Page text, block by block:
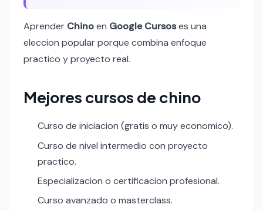
Aprender Chinoen Google Cursoses una
eleccion popular porque combina enfoque
practico y proyecto real.
Mejores cursos de chino
Curso de iniciacion (gratis o muy economico).
Curso de nivel intermedio con proyecto
practico.
Especializacion o certificacion profesional.
Curso avanzado o masterclass.